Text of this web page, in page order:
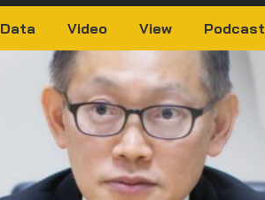
Data Video View Podcast